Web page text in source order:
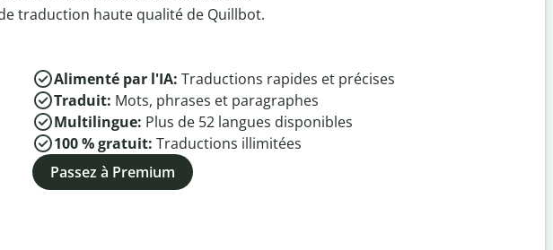
traduction haute qualité de Quillbot.
Alimenté par l'IA: Traductions rapides et précises
Traduit: Mots, phrases et paragraphes
Multilingue: Plus de 52 langues disponibles
100 % gratuit: Traductions illimitées
Passez à Premium